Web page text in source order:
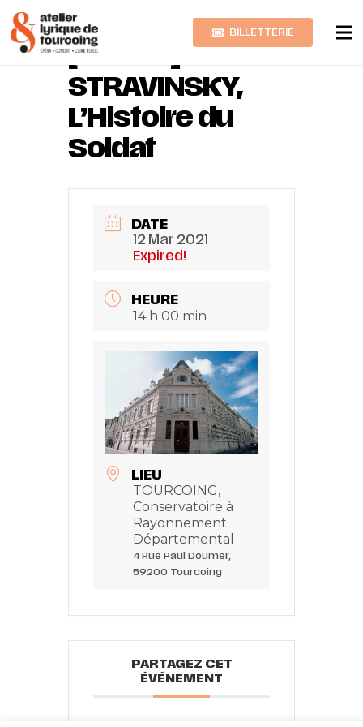
BILLETTERIE
[annulé]
STRAVINSKY,
L’Histoire du
Soldat
DATE
12 Mar 2021
Expired!
HEURE
14 h 00 min
LIEU
TOURCOING,
Conservatoire à
Rayonnement
Départemental
4 Rue Paul Doumer,
59200 Tourcoing
PARTAGEZ CET
ÉVÉNEMENT